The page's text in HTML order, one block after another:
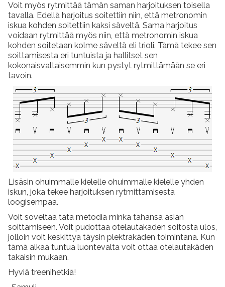
Voit myös rytmittää tämän saman harjoituksen toisella
tavalla. Edellä harjoitus soitettiin niin, että metronomin
iskua kohden soitettiin kaksi säveltä. Sama harjoitus
voidaan rytmittää myös niin, että metronomin iskua
kohden soitetaan kolme säveltä eli trioli. Tämä tekee sen
soittamisesta eri tuntuista ja hallitset sen
kokonaisvaltaisemmin kun pystyt rytmittämään se eri
tavoin.
Lisäsin ohuimmalle kielelle ohuimmalle kielelle yhden
iskun, joka tekee harjoituksen rytmittämisestä
loogisempaa.
Voit soveltaa tätä metodia minkä tahansa asian
soittamiseen. Voit pudottaa otelautakäden soitosta ulos,
jolloin voit keskittyä täysin plektrakäden toimintana. Kun
tämä alkaa tuntua luontevalta voit ottaa otelautakäden
takaisin mukaan.
Hyviä treenihetkiä!